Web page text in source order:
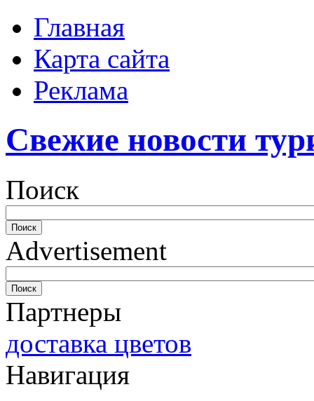
Главная
Карта сайта
Реклама
Свежие новости
Поиск
Advertisement
Партнеры
доставка цветов
Навигация